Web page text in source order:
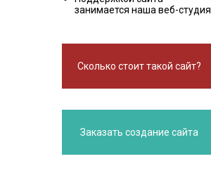
занимается наша веб-студия
Сколько стоит такой сайт?
Заказать создание сайта